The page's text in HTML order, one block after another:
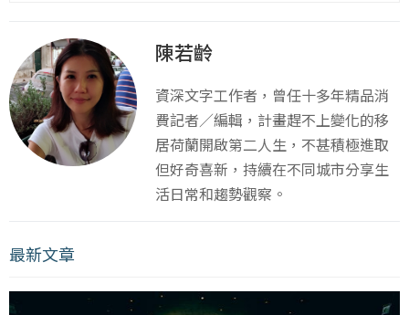
陳若齡
資深文字工作者，曾任十多年精品消
費記者／編輯，計畫趕不上變化的移
居荷蘭開啟第二人生，不甚積極進取
但好奇喜新，持續在不同城市分享生
活日常和趨勢觀察。
最新文章